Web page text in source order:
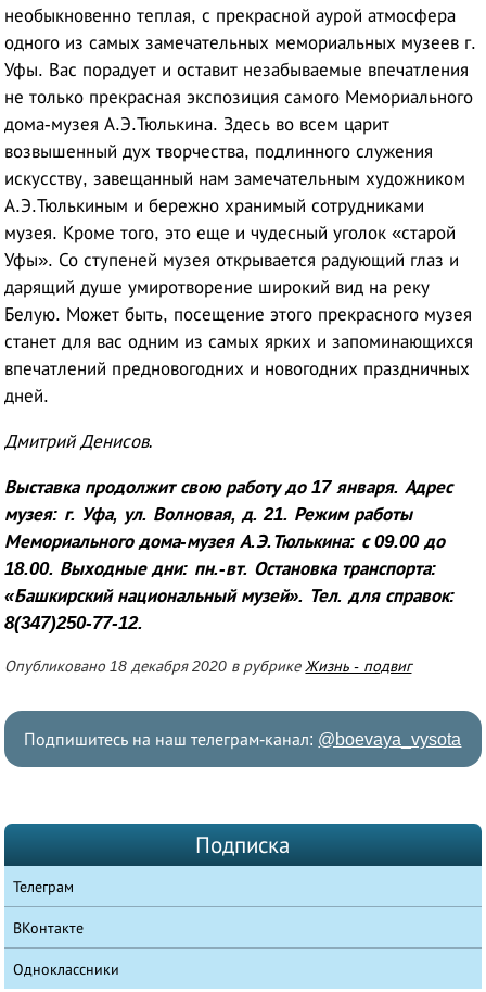
необыкновенно теплая, с прекрасной аурой атмосфера
одного из самых замечательных мемориальных музеев г.
Уфы. Вас порадует и оставит незабываемые впечатления
не только прекрасная экспозиция самого Мемориального
дома-музея А.Э.Тюлькина. Здесь во всем царит
возвышенный дух творчества, подлинного служения
искусству, завещанный нам замечательным художником
А.Э.Тюлькиным и бережно хранимый сотрудниками
музея. Кроме того, это еще и чудесный уголок «старой
Уфы». Со ступеней музея открывается радующий глаз и
дарящий душе умиротворение широкий вид на реку
Белую. Может быть, посещение этого прекрасного музея
станет для вас одним из самых ярких и запоминающихся
впечатлений предновогодних и новогодних праздничных
дней.
Дмитрий Денисов.
Выставка продолжит свою работу до 17 января. Адрес
музея: г. Уфа, ул. Волновая, д. 21. Режим работы
Мемориального дома-музея А.Э.Тюлькина: с 09.00 до
18.00. Выходные дни: пн.-вт. Остановка транспорта:
«Башкирский национальный музей». Тел. для справок:
8(347)250-77-12.
Опубликовано 18 декабря 2020 в рубрике Жизнь - подвиг
Подпишитесь на наш телеграм-канал: @boevaya_vysota
Подписка
Телеграм
ВКонтакте
Одноклассники